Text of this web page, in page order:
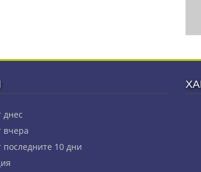
днес
вчера
последните 10 дни